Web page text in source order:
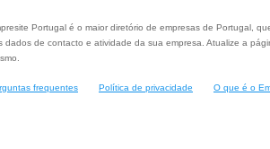
Portugal é o maior diretório de empresas de Portugal,
dados de contacto e atividade da sua empresa. Atualize a
frequentes Política de privacidade O que é o